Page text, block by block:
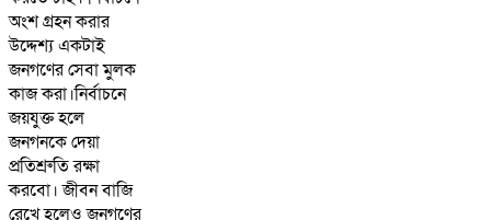
অংশ গ্রহন করার
উদ্দেশ্য একটাই
জনগণের সেবা মুলক
কাজ করা।নির্বাচনে
জয়যুক্ত হলে
জনগনকে দেয়া
প্রতিশ্রুতি রক্ষা
করবো। জীবন বাজি
রেখে হলেও জনগণের